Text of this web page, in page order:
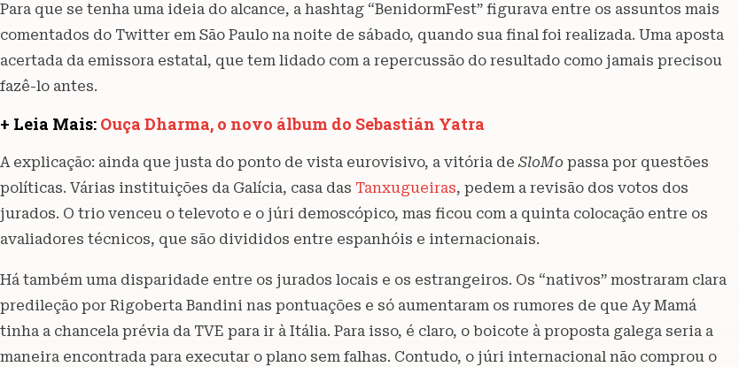
Para que se tenha uma ideia do alcance, a hashtag “BenidormFest” figurava entre os assuntos mais
comentados do Twitter em São Paulo na noite de sábado, quando sua final foi realizada. Uma aposta
acertada da emissora estatal, que tem lidado com a repercussão do resultado como jamais precisou
fazê-lo antes.
+ Leia Mais: Ouça Dharma, o novo álbum do Sebastián Yatra
A explicação: ainda que justa do ponto de vista eurovisivo, a vitória de SloMo passa por questões
políticas. Várias instituições da Galícia, casa das Tanxugueiras, pedem a revisão dos votos dos
jurados. O trio venceu o televoto e o júri demoscópico, mas ficou com a quinta colocação entre os
avaliadores técnicos, que são divididos entre espanhóis e internacionais.
Há também uma disparidade entre os jurados locais e os estrangeiros. Os “nativos” mostraram clara
predileção por Rigoberta Bandini nas pontuações e só aumentaram os rumores de que Ay Mamá
tinha a chancela prévia da TVE para ir à Itália. Para isso, é claro, o boicote à proposta galega seria a
maneira encontrada para executar o plano sem falhas. Contudo, o júri internacional não comprou o